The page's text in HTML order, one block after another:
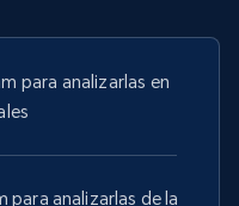
Prueba gratuita
videos by
para analizarlas en
para analizarlas de la